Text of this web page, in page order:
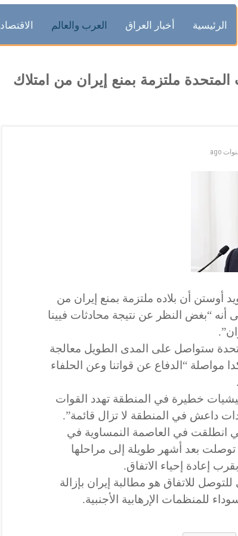
الرئيسية أخبار العراق العرب والعالم الاقتصاد
المتحدة ملتزمة بمنع إيران من امتلاك
ago
أوستن أن بلاده ملتزمة بمنع إيران من
أنه “بغض النظر عن نتيجة محادثات فيينا
ستواصل على المدى الطويل معالجة
مواصلة “الدفاع عن قواتنا وعن الحلفاء
خطيرة في المنطقة تهدد القوات
داعش في المنطقة لا تزال قائمة”.
انطلقت في العاصمة النمساوية في
(2021)، كانت توصلت بعد أشهر طويلة إلى مراحلها
إعادة إحياء الاتفاق.
للتوصل للاتفاق هو مطالبة إيران بإزالة
للمنظمات الإرهابية الأجنبية.